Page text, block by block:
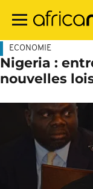
contenu
ECONOMIE
Nigeria :
nouvelles